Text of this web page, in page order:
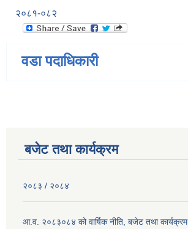
२०८१-०८२
वडा पदाधिकारी
बजेट तथा कार्यक्रम
२०८३ / २०८४
आ.व. २०८३०८४ को वार्षिक नीति, बजेट तथा कार्यक्रम